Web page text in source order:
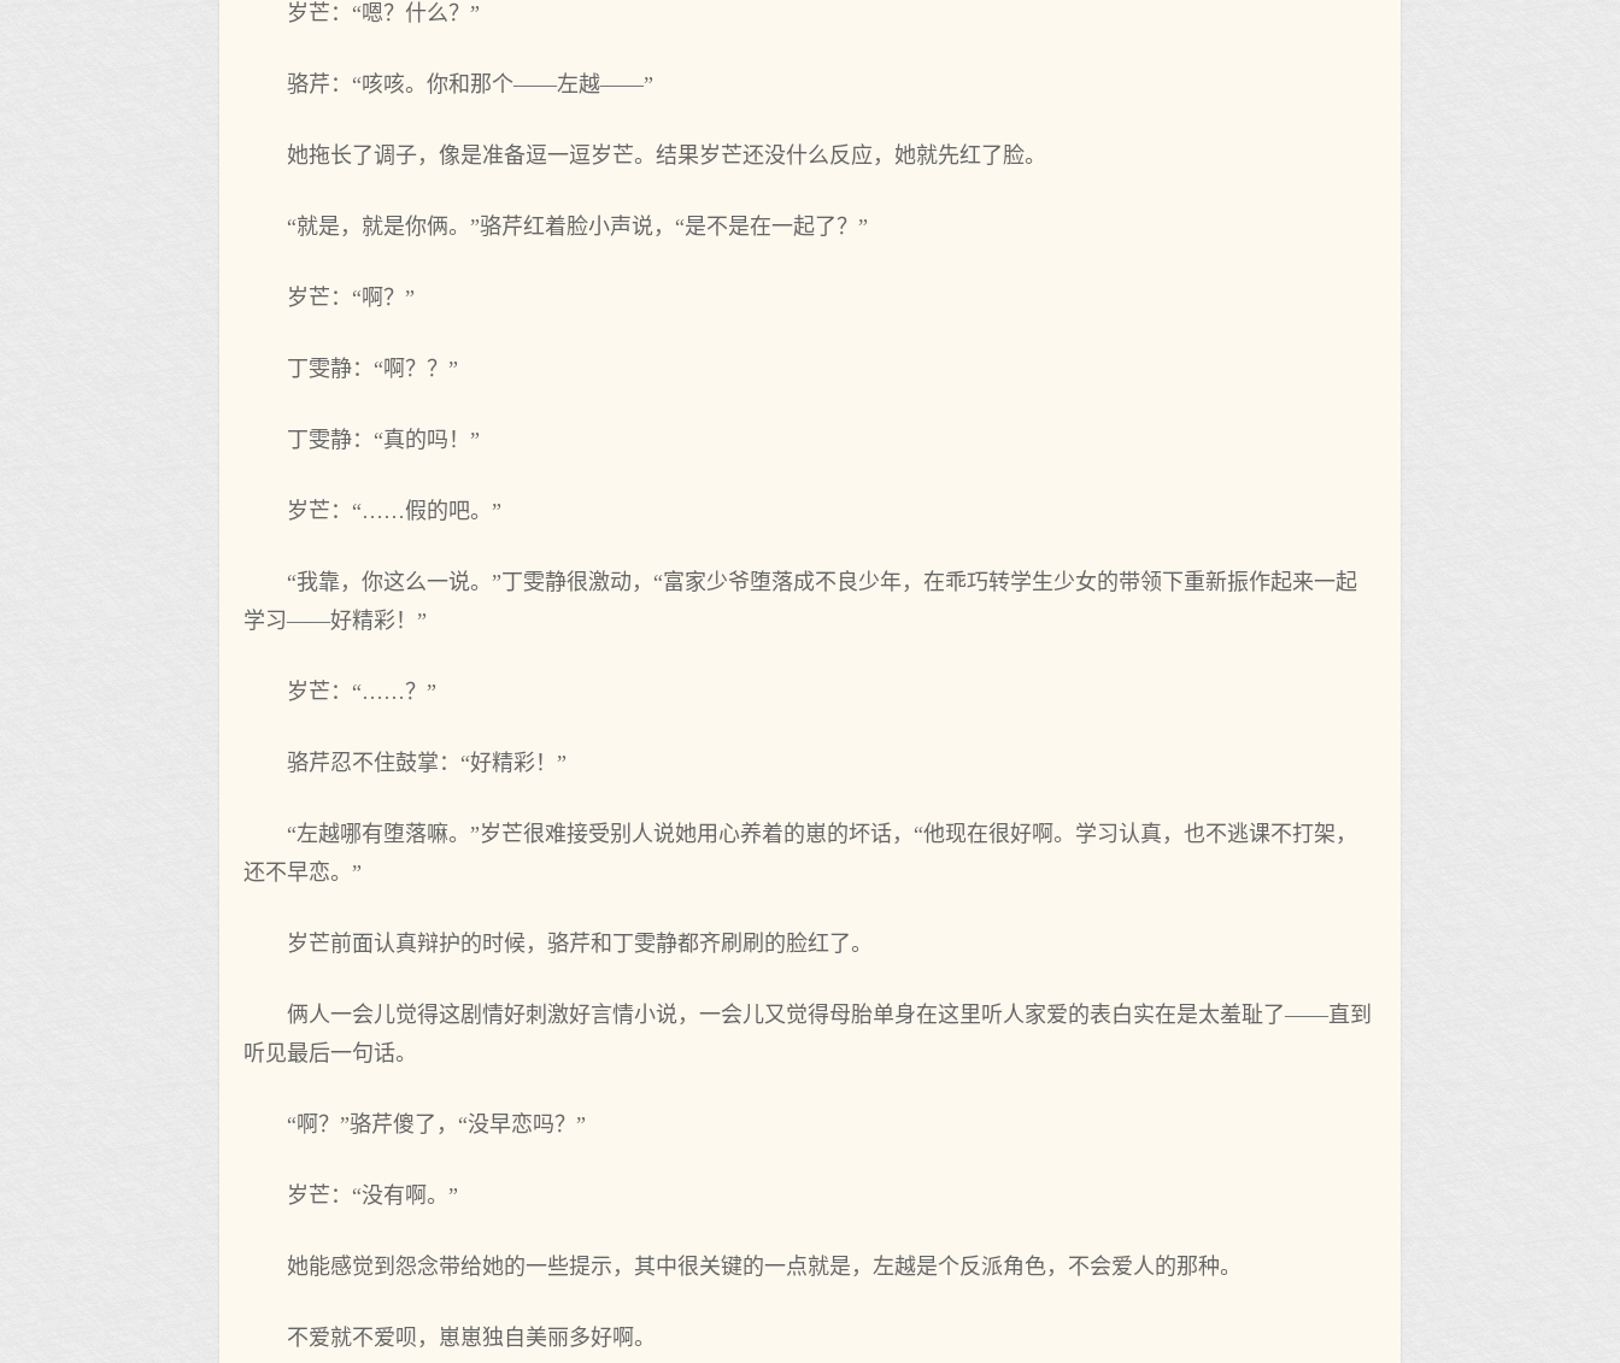
岁芒：“嗯？什么？”
骆芹：“咳咳。你和那个——左越——”
她拖长了调子，像是准备逗一逗岁芒。结果岁芒还没什么反应，她就先红了脸。
“就是，就是你俩。”骆芹红着脸小声说，“是不是在一起了？”
岁芒：“啊？”
丁雯静：“啊？？”
丁雯静：“真的吗！”
岁芒：“……假的吧。”
“我靠，你这么一说。”丁雯静很激动，“富家少爷堕落成不良少年，在乖巧转学生少女的带领下重新振作起来一起
学习——好精彩！”
岁芒：“……？”
骆芹忍不住鼓掌：“好精彩！”
“左越哪有堕落嘛。”岁芒很难接受别人说她用心养着的崽的坏话，“他现在很好啊。学习认真，也不逃课不打架，
还不早恋。”
岁芒前面认真辩护的时候，骆芹和丁雯静都齐刷刷的脸红了。
俩人一会儿觉得这剧情好刺激好言情小说，一会儿又觉得母胎单身在这里听人家爱的表白实在是太羞耻了——直到
听见最后一句话。
“啊？”骆芹傻了，“没早恋吗？”
岁芒：“没有啊。”
她能感觉到怨念带给她的一些提示，其中很关键的一点就是，左越是个反派角色，不会爱人的那种。
不爱就不爱呗，崽崽独自美丽多好啊。